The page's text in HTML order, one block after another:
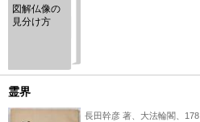
図解仏像の
見分け方
霊界
長田幹彦 著、大法輪閣、178